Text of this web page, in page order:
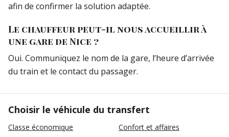
afin de confirmer la solution adaptée.
Le chauffeur peut-il nous accueillir à
une gare de Nice ?
Oui. Communiquez le nom de la gare, l’heure d’arrivée
du train et le contact du passager.
Choisir le véhicule du transfert
Classe économique
Confort et affaires